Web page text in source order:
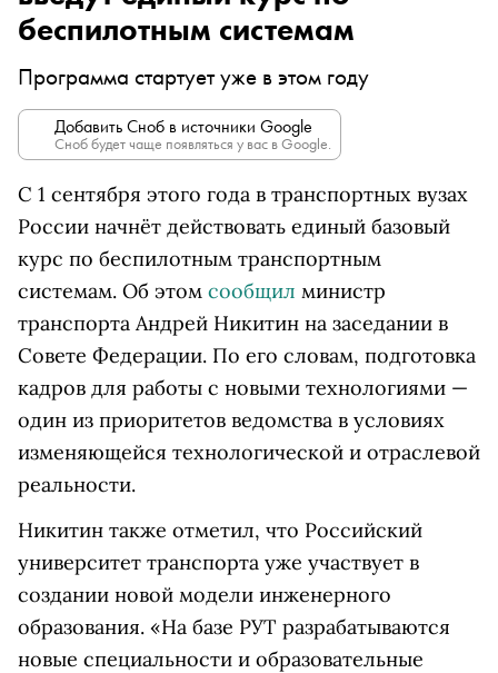
беспилотным системам
Программа стартует уже в этом году
Добавить Сноб в источники Google
Сноб будет чаще появляться у вас в Google.
С 1 сентября этого года в транспортных вузах
России начнёт действовать единый базовый
курс по беспилотным транспортным
системам. Об этом сообщил министр
транспорта Андрей Никитин на заседании в
Совете Федерации. По его словам, подготовка
кадров для работы с новыми технологиями —
один из приоритетов ведомства в условиях
изменяющейся технологической и отраслевой
реальности.
Никитин также отметил, что Российский
университет транспорта уже участвует в
создании новой модели инженерного
образования. «На базе РУТ разрабатываются
новые специальности и образовательные